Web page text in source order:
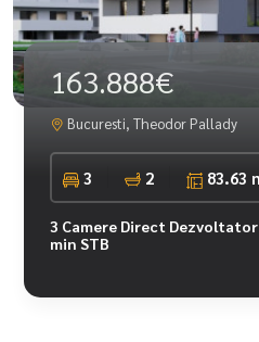
163.888€
Bucuresti, Theodor Pallady
3 2 83.63
3 Camere Direct
min STB